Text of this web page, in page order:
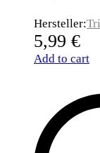
Hersteller:
5,99 €
Add to cart